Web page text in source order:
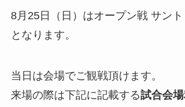
8月25日（日）はオープン戦 サン
となります。
当日は会場でご観戦頂けます。
来場の際は下記に記載する試合会